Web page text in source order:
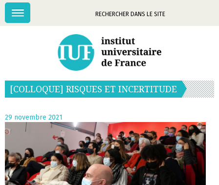
Mots-
Menu
[COLLOQUE] RISQUES ET INCERTITUDE
29 novembre 2021